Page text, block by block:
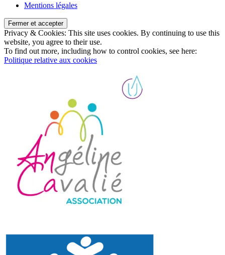
Mentions légales
Privacy & Cookies: This site uses cookies. By continuing to use this
website, you agree to their use.
To find out more, including how to control cookies, see here:
Politique relative aux cookies